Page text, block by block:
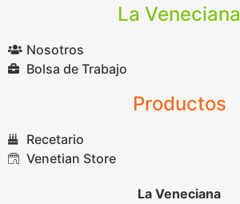
La Veneciana
Nosotros
Bolsa de Trabajo
Productos
Recetario
Venetian Store
La Veneciana